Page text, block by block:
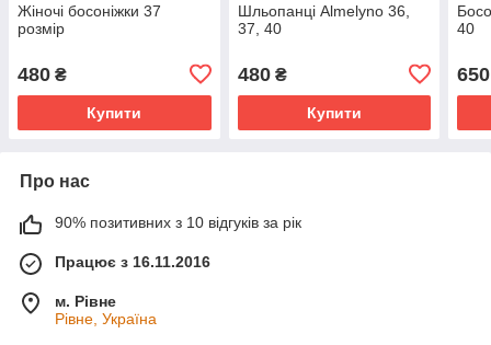
Жіночі босоніжки 37
розмір
480 ₴
Купити
Шльопанці Almelyno 36,
37, 40
480₴
Купити
40
650
Про нас
90% позитивних з 10 відгуків за рік
Працює з 16.11.2016
м. Рівне
Рівне, Україна